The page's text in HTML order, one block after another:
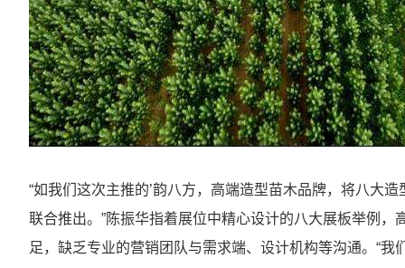
“如我们这次主推的’韵八方，高端造型苗木品牌，将八大
联合推出。”陈振华指着展位中精心设计的八大展板举例
足，缺乏专业的营销团队与需求端、设计机构等沟通。“